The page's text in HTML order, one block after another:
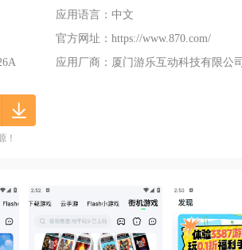
应用语言：中文
官方网址： https://www.870.com/
应用厂商：厦门游乐互动科技有限公司
！